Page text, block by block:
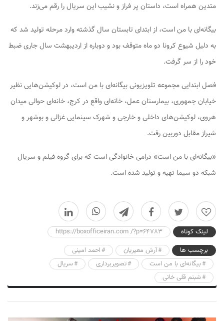
متدین همراه است، داستان پر فراز و نشیب این سریال را رقم می‌زند.
بیگانه‌ای با من است، از ابتدای تابستان سال گذشته وارد مرحله تولید شد که
به دلیل شیوع کرونا دو ماه متوقف بود و دوباره از اردیبهشت سال جاری ضبط
خود را از سر گرفت.
فصل ابتدایی مجموعه تلویزیونی بیگانه‌ای با من است، در لوکیشن‌هایی نظیر
خیابان جمهوری، بیمارستان عمل، خانه‌ای واقع در کرج، خانه‌ای حوالی میدان
هروی، لوکیشن‌های داخلی و خارجی و شهرک سینمایی غزالی و بوشهر و
شیراز مقابل دوربین رفت.
«بیگانه‌ای با من است» درامی خانوادگی است که برای گروه فیلم و سریال
شبکه دو سیما تهیه و تولید شده است.
0
لینک کوتاه
https://boxofficeiran.com /?p=64783
برچسب ها
آرش معیریان
احمد امینی
بیگانه‌ای با من است
تصویربرداری
سریال
شبنم قلی خانی